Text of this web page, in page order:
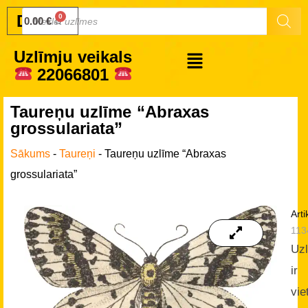
Druku.lv
0.00€
Uzlīmju veikals
22066801
Taureņu uzlīme “Abraxas
grossulariata”
Sākums - Taureņi - Taureņu uzlīme “Abraxas
grossulariata”
ir